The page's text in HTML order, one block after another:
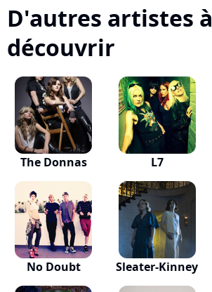
D'autres artistes à
découvrir
The Donnas L7
No Doubt Sleater-Kinney